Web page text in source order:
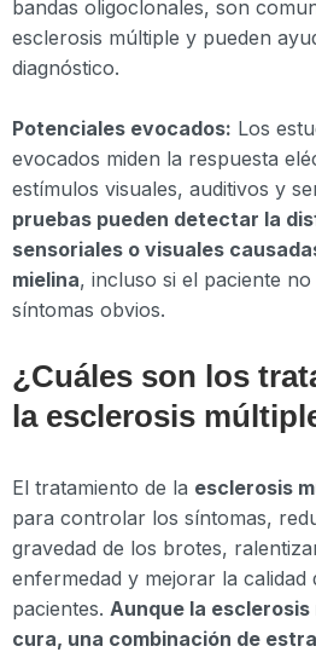
bandas oligoclonales, son
esclerosis múltiple y pueden
diagnóstico.
Potenciales evocados: Los
evocados miden la respuesta
estímulos visuales, auditivos y
pruebas pueden detectar la
sensoriales o visuales
mielina, incluso si el paciente
síntomas obvios.
¿Cuáles son los
la esclerosis
El tratamiento de la esclerosis
para controlar los síntomas,
gravedad de los brotes,
enfermedad y mejorar la calidad
pacientes. Aunque la
cura, una combinación de